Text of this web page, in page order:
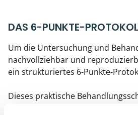
DAS 6-PUNKTE-
Um die Untersuchung und
nachvollziehbar und
ein strukturiertes 6-Punkte-
Dieses praktische